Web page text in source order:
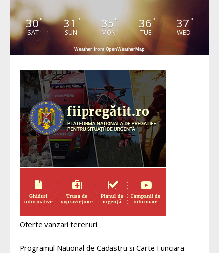
30°
SAT
31°
SUN
35°
MON
36°
TUE
37°
WED
Weather from OpenWeatherMap
Oferte vanzari terenuri
Programul National de Cadastru si Carte Funciara